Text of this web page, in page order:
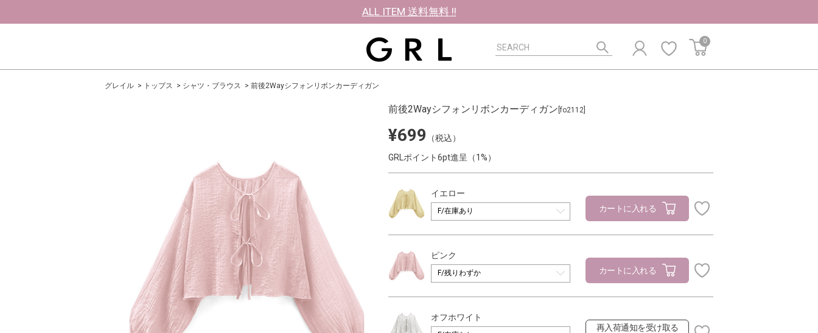
ALL ITEM 送料無料 !!
0
グレイル トップス シャツ・ブラウス 前後2Wayシフォンリボンカーディガン
前後2Wayシフォンリボンカーディガン [fo2112]
¥699
（税込）
GRLポイント6pt進呈（1%）
イエロー
カートに入れる
ピンク
カートに入れる
オフホワイト
再入荷通知を受け取る